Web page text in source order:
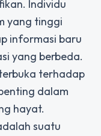
Individu
yang tinggi
informasi baru
yang berbeda.
terhadap
dalam
hayat.
suatu